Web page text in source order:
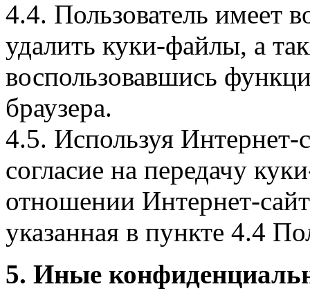
4.4. Пользователь имеет
удалить куки-файлы, а
воспользовавшись
браузера.
4.5. Используя Интернет-
согласие на передачу
отношении Интернет-
указанная в пункте 4.4
5. Иные